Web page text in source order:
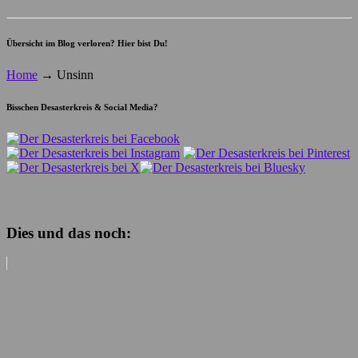
Übersicht im Blog verloren? Hier bist Du!
Home → Unsinn
Bisschen Desasterkreis & Social Media?
Dies und das noch: